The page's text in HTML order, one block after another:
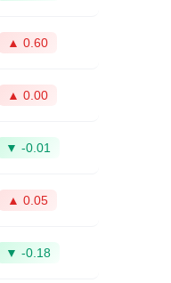
▲ 0.60
▲ 0.00
▼ -0.01
▲ 0.05
▼ -0.18